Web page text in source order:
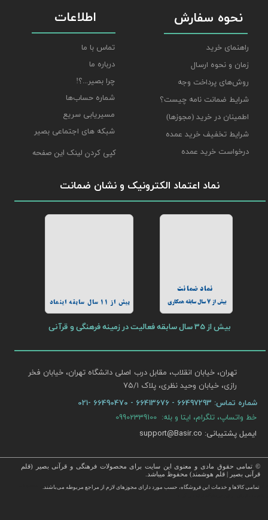
نحوه سفارش
راهنمای خرید
زمان و نحوه ارسال
روش‌های پرداخت وجه
شرایط ضمانت نامه چیست؟
اطمینان در خرید (مجوزها)
شرایط تخفیف خرید عمده
درخواست خرید عمده
© تمامی حقوق مادی و معنوی این سایت برای محصولات فرهنگی و قرآنی بصیر (قلم
قرآنی بصیر | قلم هوشمند) محفوظ میباشد.
تمامی كالاها و خدمات این فروشگاه، حسب مورد دارای مجوزهای لازم از مراجع مربوطه می‌باشند.
، انواع قلم قرآنی ، انواع کتاب نفیس و قرآن نفیس , قرآن عروس , کتب نفیس و معطر , کتاب چرمی و سایر محصولات
نماد اعتماد الکترونیک و نشان ضمانت
بیش از 11 سال سابقه اینماد
بیش از 35 سال سابقه فعالیت در زمینه فرهنگی و قرآنی
بیش از 7 سال سابقه همکاری
اطلاعات
تماس با ما
درباره ما
چرا بصیر...؟!
شماره حساب‌ها
مسیریابی سریع
شبکه های اجتماعی بصیر
تهران، خیابان انقلاب، مقابل درب اصلی دانشگاه تهران، خیابان فخر
رازی، خیابان وحید نظری، پلاک ۷۵/۱​​​​​​​
شماره تماس:
خط واتساپ، تلگرام، ایتا و بله: 09902339100
ایمیل پشتیبانی: support@Basir.co
کپی کردن لینک این صفحه